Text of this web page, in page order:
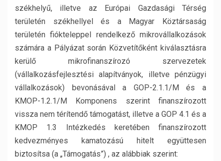
székhelyű, illetve az Európai Gazdasági Térség
területén székhellyel és a Magyar Köztársaság
területén fiókteleppel rendelkező mikrovállalkozások
számára a Pályázat során Közvetítőként kiválasztásra
kerülő mikrofinanszírozó szervezetek
(vállalkozásfejlesztési alapítványok, illetve pénzügyi
vállalkozások) bevonásával a GOP-2.1.1/M és a
KMOP-1.2.1/M Komponens szerint finanszírozott
vissza nem térítendő támogatást, illetve a GOP 4.1 és a
KMOP 1.3 Intézkedés keretében finanszírozott
kedvezményes kamatozású hitelt együttesen
biztosítsa (a „Támogatás”) , az alábbiak szerint: